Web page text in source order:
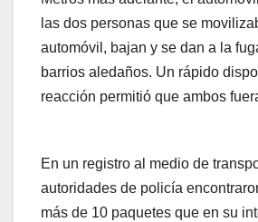
las dos personas que se
automóvil, bajan y se dan a la
barrios aledaños. Un rápido
reacción permitió que ambos
En un registro al medio de
autoridades de policía
más de 10 paquetes que en su